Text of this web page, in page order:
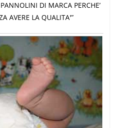
DI MARCA PERCHE’
AVERE LA QUALITA'”